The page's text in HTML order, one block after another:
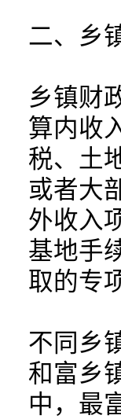
二、乡
乡镇财
算内收
税、土
或者大
外收入
基地手
取的专
不同乡
和富乡
中，最